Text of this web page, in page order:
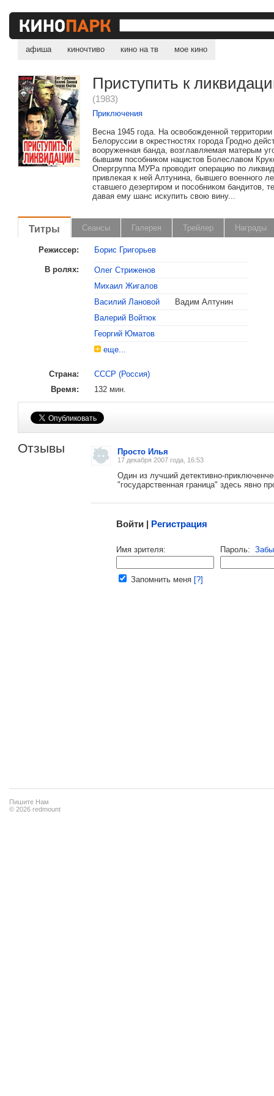
афиша киночтиво кино на тв мое кино
Приступить к
(1983)
Приключения
Весна 1945 года. На освобожденной
Белоруссии в окрестностях города Гродно
вооруженная банда, возглавляемая матерым
бывшим пособником нацистов Болеславом
Опергруппа МУРа проводит операцию по
привлекая к ней Алтунина, бывшего военного
ставшего дезертиром и пособником бандитов,
давая ему шанс искупить свою вину...
Титры Сеансы Галерея Трейлер Награды
Режиссер: Борис Григорьев
В ролях:
Олег Стриженов
Михаил Жигалов
Василий Лановой
Вадим Алтунин
Валерий Войтюк
Георгий Юматов
еще...
Страна:
СССР (Россия)
Время:
132 мин.
Отзывы Просто Илья
17 декабря 2007 года, 16:53
Один из лучший детективно-
"государственная граница" здесь явно
, поделитесь своим мнением
Малосодержательные и грубые отзывы нещадно
Войти | Регистрация
Имя зрителя: Пароль:
Запомнить меня [?]
Пишите Нам
© 2026 redmount